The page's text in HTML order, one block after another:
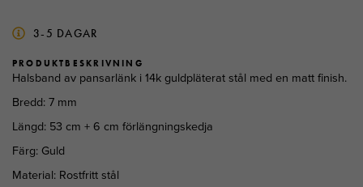
PRODUKTBESKRIVNING
Halsband av pansarlänk i 14k guldpläterat stål med en matt finish.
Bredd: 7 mm
Längd: 53 cm + 6 cm förlängningskedja
Färg: Guld
Material: Rostfritt stål
3-5 DAGAR